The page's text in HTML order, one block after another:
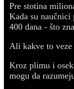
Pre stotina
Kada su
400 dana - što
Ali kakve to veze
Kroz plimu i
mogu da